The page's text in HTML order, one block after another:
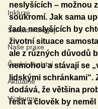
Inkluze
Senátoři blogují
Naše praxe
České školství
Aktuálně
Výzkumy
neslyšících – možnou
soukromí. Jak sama
řada neslyšících by
životní situace
ale z různých důvodů
nemohou a stávají se
lidskými schránkami“.
dodává, že většina
řešit a člověk by